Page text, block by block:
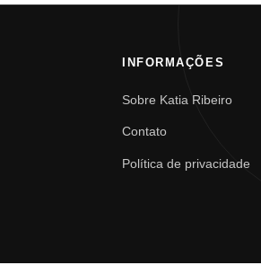
INFORMAÇÕES
Sobre Katia Ribeiro
Contato
Política de privacidade